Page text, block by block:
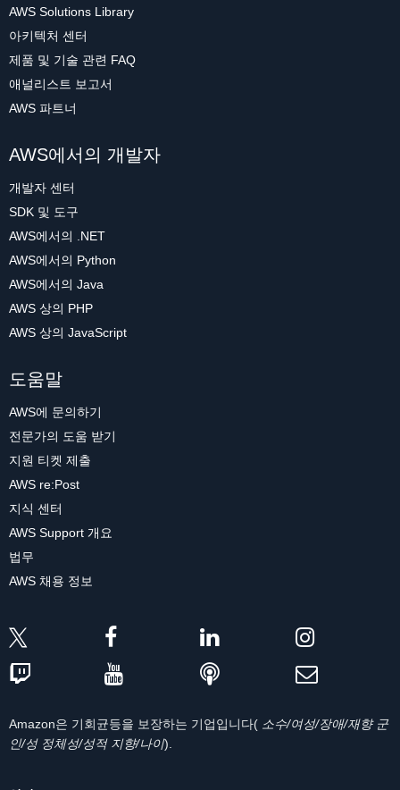
AWS Solutions Library
아키텍처 센터
제품 및 기술 관련 FAQ
애널리스트 보고서
AWS 파트너
AWS에서의 개발자
개발자 센터
SDK 및 도구
AWS에서의 .NET
AWS에서의 Python
AWS에서의 Java
AWS 상의 PHP
AWS 상의 JavaScript
도움말
AWS에 문의하기
전문가의 도움 받기
지원 티켓 제출
AWS re:Post
지식 센터
AWS Support 개요
법무
AWS 채용 정보
Amazon은 기회균등을 보장하는 기업입니다( 소수/여성/장애/재향 군
인/성 정체성/성적 지향/나이).